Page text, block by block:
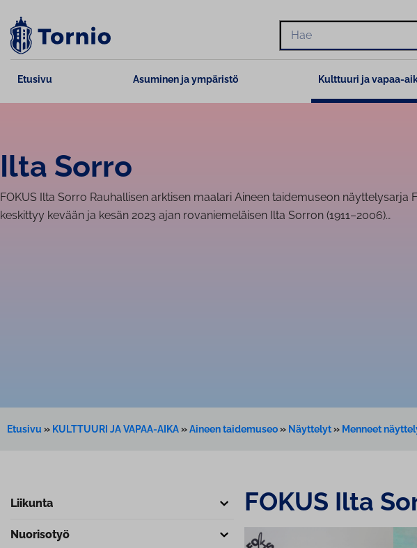
sisältöön
Hae
Etusivu Asuminen ja ympäristö Kulttuuri ja vapaa-
Ilta Sorro
FOKUS Ilta Sorro Rauhallisen arktisen maalari Aineen taidemuseon näyttelysarja
keskittyy kevään ja kesän 2023 ajan rovaniemeläisen Ilta Sorron (1911–2006)…
Etusivu » KULTTUURI JA VAPAA-AIKA»Aineen taidemuseo» Näyttelyt» Menneet
Liikunta
Nuorisotyö
FOKUS Ilta